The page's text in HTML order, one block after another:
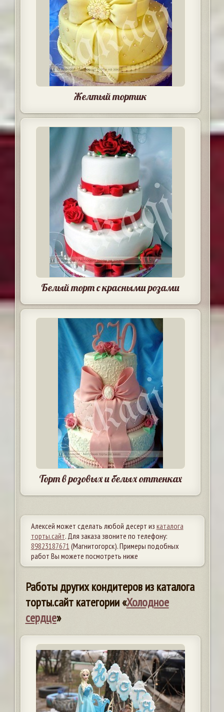
Желтый тортик
Белый торт с красными розами
Торт в розовых и белых оттенках
Алексей может сделать любой десерт из каталога
торты.сайт. Для заказа звоните по телефону:
89823187671 (Магнитогорск). Примеры подобных
работ Вы можете посмотреть ниже
Работы других кондитеров из каталога
торты.сайт категории «Холодное
сердце»